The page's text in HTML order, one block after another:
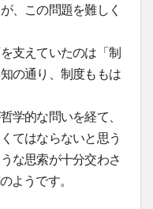
、この問題を難しく
支えていたのは「制
の通り、制度ももは
学的な問いを経て、
てはならないと思う
な思索が十分交わさ
ようです。